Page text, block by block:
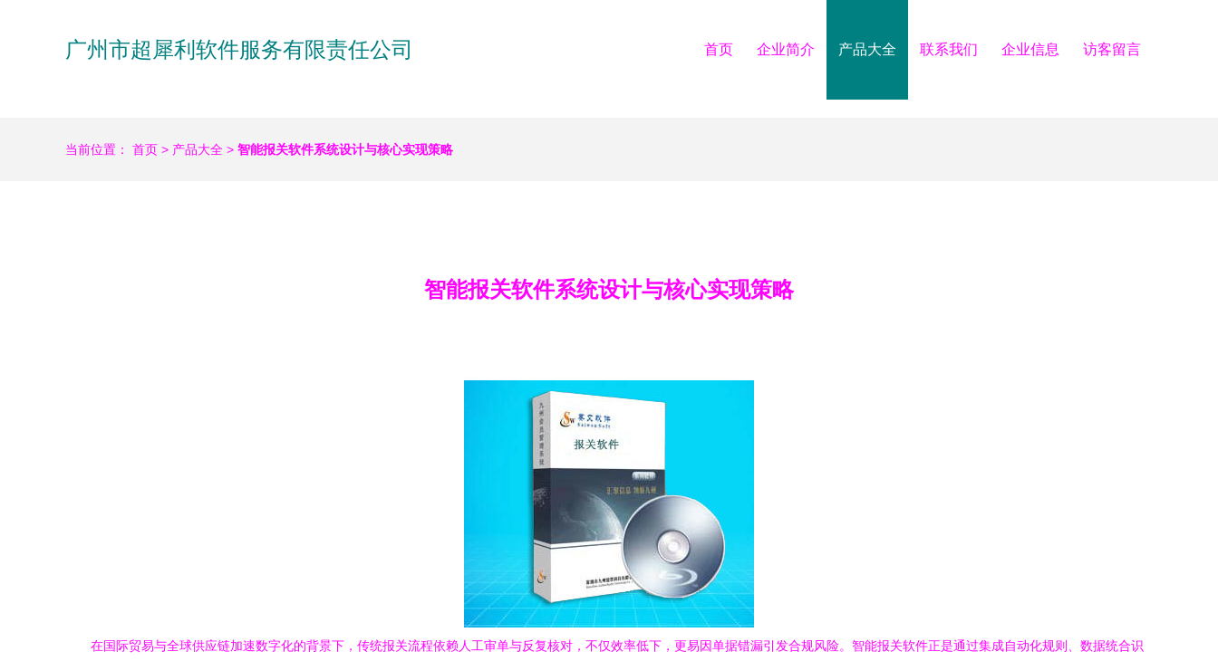
广州市超犀利软件服务有限责任公司 首页 企业简介 产品大全 联系我们 企业信息 访客留言
当前位置： 首页 > 产品大全 > 智能报关软件系统设计与核心实现策略
智能报关软件系统设计与核心实现策略
在国际贸易与全球供应链加速数字化的背景下，传统报关流程依赖人工审单与反复核对，不仅效率低下，更易因单据错漏引发合规风险。智能报关软件正是通过集成自动化规则、数据统合识